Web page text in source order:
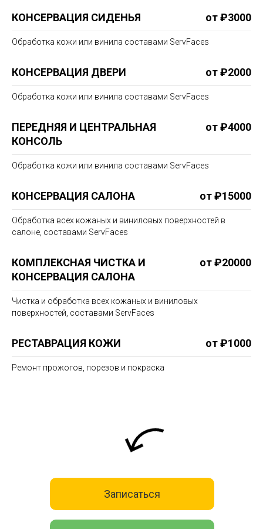
КОНСЕРВАЦИЯ СИДЕНЬЯ от ₽3000
Обработка кожи или винила составами ServFaces
КОНСЕРВАЦИЯ ДВЕРИ от ₽2000
Обработка кожи или винила составами ServFaces
ПЕРЕДНЯЯ И ЦЕНТРАЛЬНАЯ
КОНСОЛЬ
от ₽4000
Обработка кожи или винила составами ServFaces
КОНСЕРВАЦИЯ САЛОНА от ₽15000
Обработка всех кожаных и виниловых поверхностей в
салоне, составами ServFaces
КОМПЛЕКСНАЯ ЧИСТКА И
КОНСЕРВАЦИЯ САЛОНА
от ₽20000
Чистка и обработка всех кожаных и виниловых
поверхностей, составами ServFaces
РЕСТАВРАЦИЯ КОЖИ от ₽1000
Ремонт прожогов, порезов и покраска
Записаться